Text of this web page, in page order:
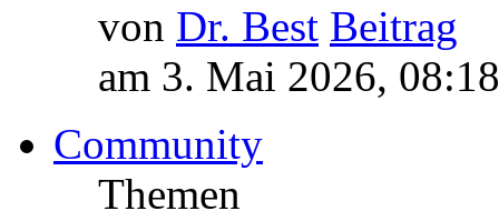
von Dr. Best
am 3. Mai 2026, 08:18
Community
Themen